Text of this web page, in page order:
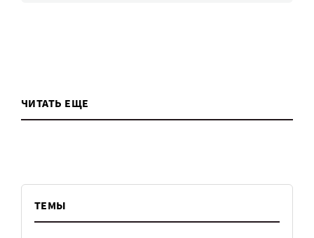
ЧИТАТЬ ЕЩЕ
ТЕМЫ